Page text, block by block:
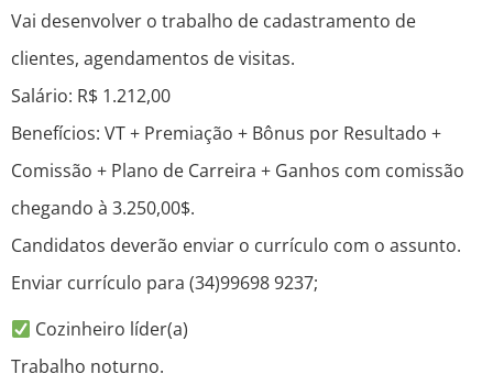
Vai desenvolver o trabalho de cadastramento de
clientes, agendamentos de visitas.
Salário: R$ 1.212,00
Benefícios: VT + Premiação + Bônus por Resultado +
Comissão + Plano de Carreira + Ganhos com comissão
chegando à 3.250,00$.
Candidatos deverão enviar o currículo com o assunto.
Enviar currículo para (34)99698 9237;
Cozinheiro líder(a)
Trabalho noturno.